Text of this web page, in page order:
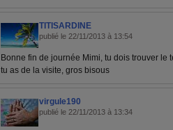
TITISARDINE
publié le 22/11/2013 à 13:54
Bonne fin de journée Mimi, tu dois trouver le
tu as de la visite, gros bisous
virgule190
publié le 22/11/2013 à 13:34